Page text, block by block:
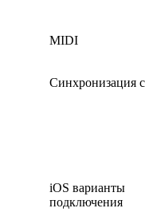
MIDI
Синхронизация
iOS варианты
подключения